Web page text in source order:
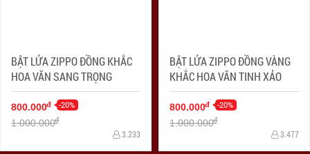
BẬT LỬA ZIPPO ĐỒNG KHẮC
HOA VĂN SANG TRỌNG
800.000đ -20%
1.000.000đ
3.233
BẬT LỬA ZIPPO ĐỒNG VÀNG
KHẮC HOA VĂN TINH XẢO
800.000đ -20%
1.000.000đ
3.477